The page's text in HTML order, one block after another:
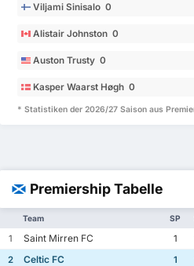
Viljami Sinisalo 0
Alistair Johnston 0
Auston Trusty 0
Kasper Waarst Høgh 0
* Statistiken der 2026/27 Saison aus
Premiership Tabelle
Team SP
1 Saint Mirren FC 1
2
Celtic FC 1